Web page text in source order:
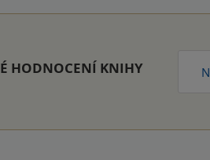
HODNOCENÍ KNIHY